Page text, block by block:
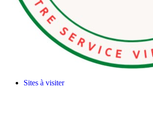
Sites à visiter